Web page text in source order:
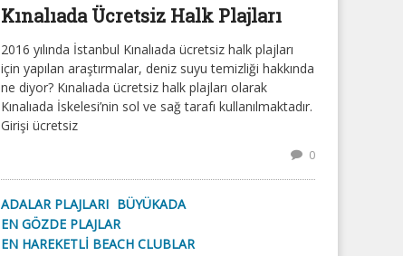
Kınalıada Ücretsiz Halk Plajları
2016 yılında İstanbul Kınalıada ücretsiz halk plajları
için yapılan araştırmalar, deniz suyu temizliği hakkında
ne diyor? Kınalıada ücretsiz halk plajları olarak
Kınalıada İskelesi’nin sol ve sağ tarafı kullanılmaktadır.
Girişi ücretsiz
0
ADALAR PLAJLARI BÜYÜKADA
EN GÖZDE PLAJLAR
EN HAREKETLI BEACH CLUBLAR